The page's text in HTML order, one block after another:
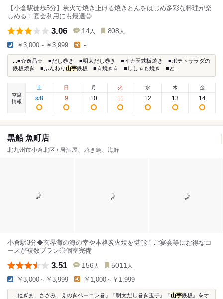
【小倉駅徒歩5分】炭火で焼き上げる焼きとんをはじめ多彩な料理が楽
しめる！宴会利用にも最適◎
3.06 14 人 808 人
￥3,000～￥3,999 -
...■☆逸品☆ ■だし巻き ■明太だし巻き ■イカ玉鉄板焼き ■ポテトサラダの
鉄板焼き ■ふんわり山芋鉄板 ■☆焼き☆ ■ししゃも焼き ■と...
空席
情報
土
8/8
日
9
月
10
火
11
水
12
木
13
金
14
黒船 魚町店
北九州市小倉北区 / 居酒屋、焼き鳥、海鮮
小倉駅3分◆玄界灘の海の幸や本格炭火焼を堪能！ご宴会等にお得なコ
ースが複数プラン◎個室完備
3.51 156 人 5011 人
￥3,000～￥3,999 ￥1,000～￥1,999
...ねぎま、ささみ、えのきベーコン巻』『明太だし巻き玉子』『山芋鉄板』をオ